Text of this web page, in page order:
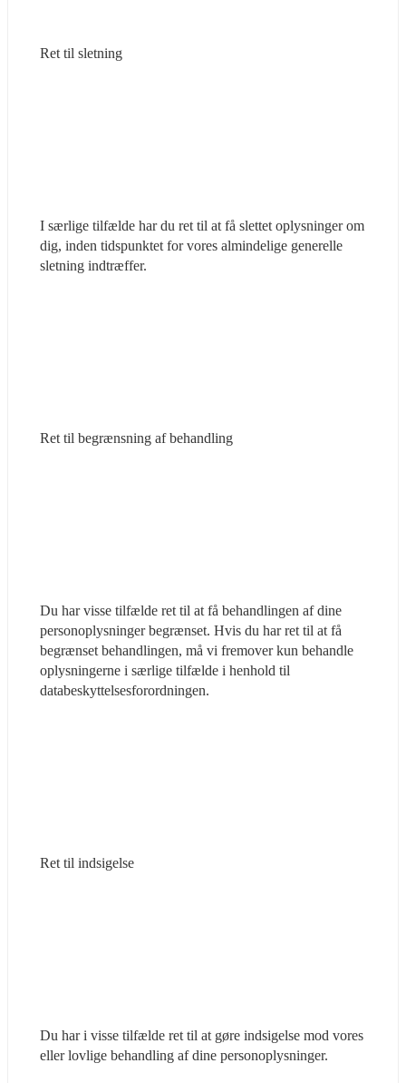
Ret til sletning
I særlige tilfælde har du ret til at få slettet oplysninger om
dig, inden tidspunktet for vores almindelige generelle
sletning indtræffer.
Ret til begrænsning af behandling
Du har visse tilfælde ret til at få behandlingen af dine
personoplysninger begrænset. Hvis du har ret til at få
begrænset behandlingen, må vi fremover kun behandle
oplysningerne i særlige tilfælde i henhold til
databeskyttelsesforordningen.
Ret til indsigelse
Du har i visse tilfælde ret til at gøre indsigelse mod vores
eller lovlige behandling af dine personoplysninger.